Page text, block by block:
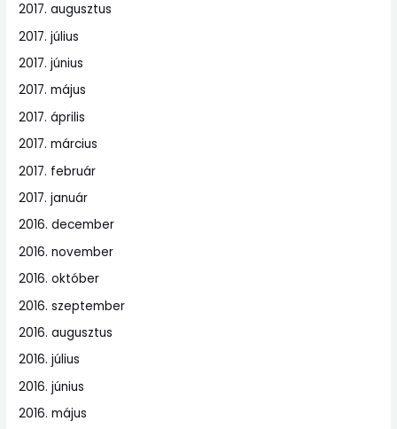
2017. augusztus
2017. július
2017. június
2017. május
2017. április
2017. március
2017. február
2017. január
2016. december
2016. november
2016. október
2016. szeptember
2016. augusztus
2016. július
2016. június
2016. május